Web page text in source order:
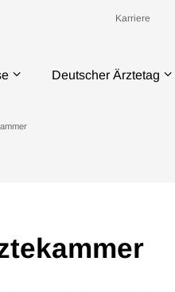
Karriere
Deutscher Ärztetag